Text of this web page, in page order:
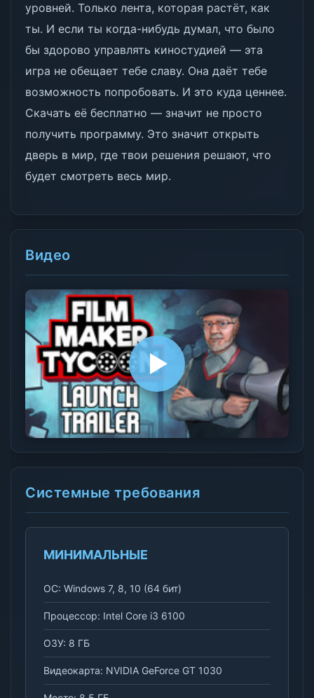
уровней. Только лента, которая растёт, как
ты. И если ты когда-нибудь думал, что было
бы здорово управлять киностудией — эта
игра не обещает тебе славу. Она даёт тебе
возможность попробовать. И это куда ценнее.
Скачать её бесплатно — значит не просто
получить программу. Это значит открыть
дверь в мир, где твои решения решают, что
будет смотреть весь мир.
Видео
Системные требования
МИНИМАЛЬНЫЕ
ОС: Windows 7, 8, 10 (64 бит)
Процессор: Intel Core i3 6100
ОЗУ: 8 ГБ
Видеокарта: NVIDIA GeForce GT 1030